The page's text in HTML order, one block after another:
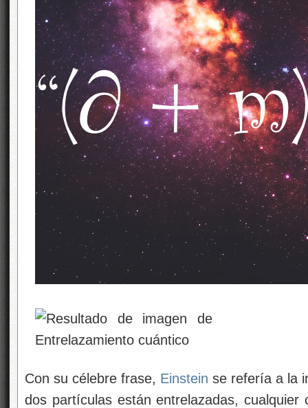
Con su célebre frase, Einstein se refería a la
dos partículas están entrelazadas,